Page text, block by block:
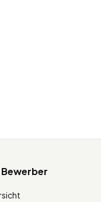
Bewerber